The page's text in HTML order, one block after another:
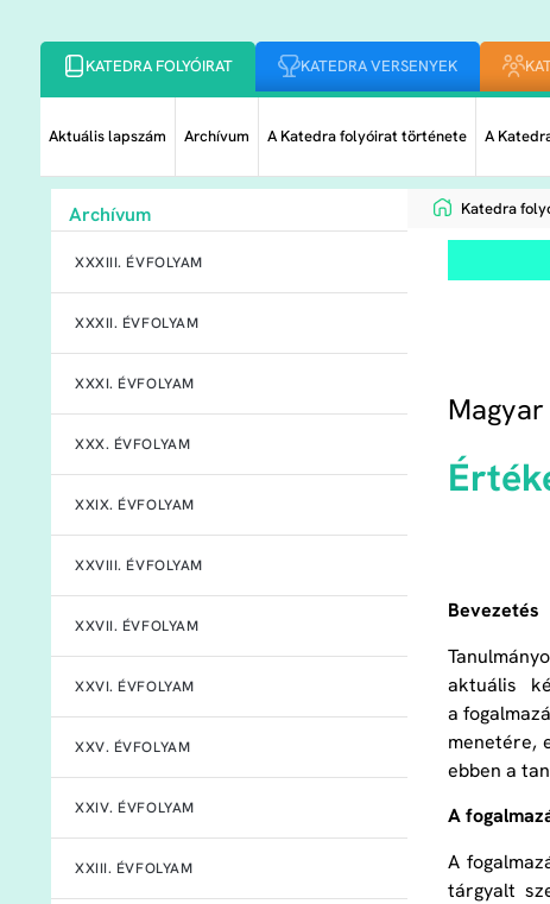
KATEDRA FOLYÓIRAT KATEDRA VERSENYEK
Aktuális lapszám Archívum A Katedra folyóirat története A
Archívum
XXXIII. ÉVFOLYAM
XXXII. ÉVFOLYAM
XXXI. ÉVFOLYAM
XXX. ÉVFOLYAM
XXIX. ÉVFOLYAM
XXVIII. ÉVFOLYAM
XXVII. ÉVFOLYAM
XXVI. ÉVFOLYAM
XXV. ÉVFOLYAM
XXIV. ÉVFOLYAM
XXIII. ÉVFOLYAM
Katedra
Magyar
Bevezetés
aktuális
a
menetére,
ebben a
A
A
tárgyalt